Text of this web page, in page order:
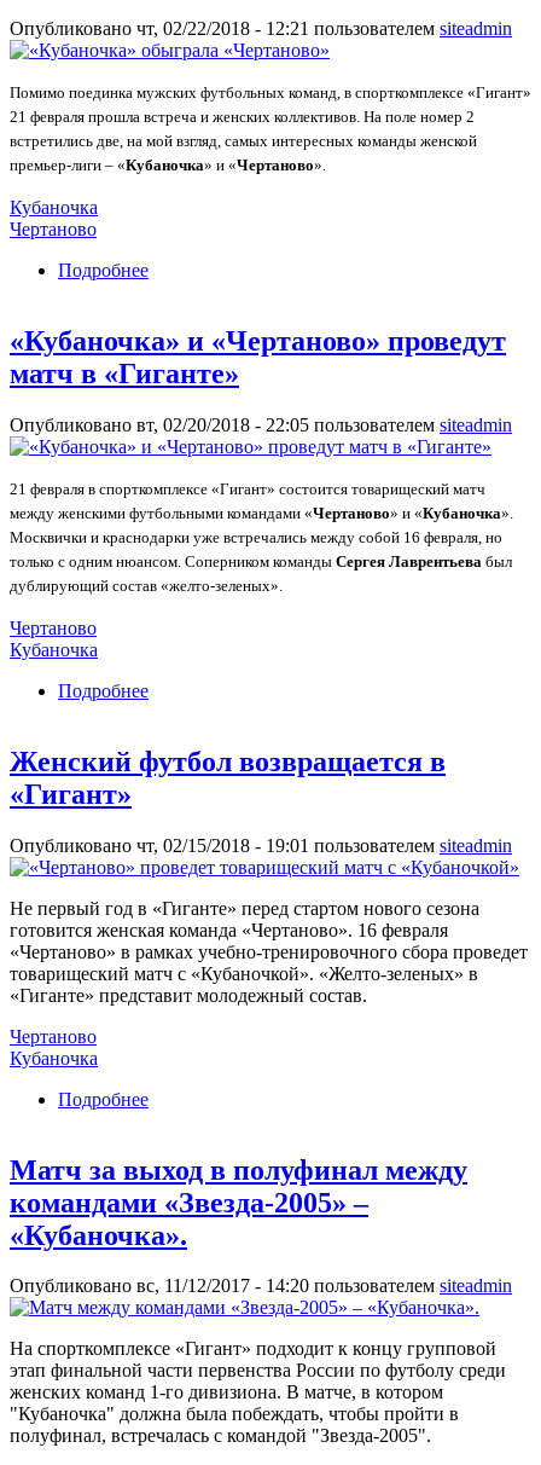
Опубликовано чт, 02/22/2018 - 12:21 пользователем siteadmin
Помимо поединка мужских футбольных команд, в спорткомплексе «Гигант»
21 февраля прошла встреча и женских коллективов. На поле номер 2
встретились две, на мой взгляд, самых интересных команды женской
премьер-лиги – «Кубаночка» и «Чертаново».
Кубаночка
Чертаново
Подробнее
«Кубаночка» и «Чертаново» проведут
матч в «Гиганте»
Опубликовано вт, 02/20/2018 - 22:05 пользователем siteadmin
21 февраля в спорткомплексе «Гигант» состоится товарищеский матч
между женскими футбольными командами «Чертаново» и «Кубаночка».
Москвички и краснодарки уже встречались между собой 16 февраля, но
только с одним нюансом. Соперником команды Сергея Лаврентьева был
дублирующий состав «желто-зеленых».
Чертаново
Кубаночка
Подробнее
Женский футбол возвращается в
«Гигант»
Опубликовано чт, 02/15/2018 - 19:01 пользователем siteadmin
Не первый год в «Гиганте» перед стартом нового сезона
готовится женская команда «Чертаново». 16 февраля
«Чертаново» в рамках учебно-тренировочного сбора проведет
товарищеский матч с «Кубаночкой». «Желто-зеленых» в
«Гиганте» представит молодежный состав.
Чертаново
Кубаночка
Подробнее
Матч за выход в полуфинал между
командами «Звезда-2005» –
«Кубаночка».
Опубликовано вс, 11/12/2017 - 14:20 пользователем siteadmin
На спорткомплексе «Гигант» подходит к концу групповой
этап финальной части первенства России по футболу среди
женских команд 1-го дивизиона. В матче, в котором
"Кубаночка" должна была побеждать, чтобы пройти в
полуфинал, встречалась с командой "Звезда-2005".